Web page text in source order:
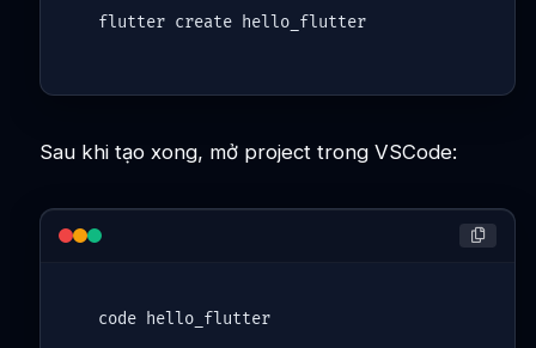
flutter create
Sau khi tạo xong, mở project trong VSCode:
code